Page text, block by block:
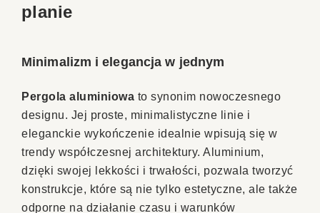
planie
Minimalizm i elegancja w jednym
Pergola aluminiowa to synonim nowoczesnego
designu. Jej proste, minimalistyczne linie i
eleganckie wykończenie idealnie wpisują się w
trendy współczesnej architektury. Aluminium,
dzięki swojej lekkości i trwałości, pozwala tworzyć
konstrukcje, które są nie tylko estetyczne, ale także
odporne na działanie czasu i warunków